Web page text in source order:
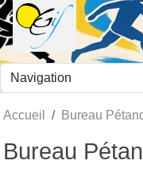
Accueil Bureau
Bureau
Panneau de gestion des